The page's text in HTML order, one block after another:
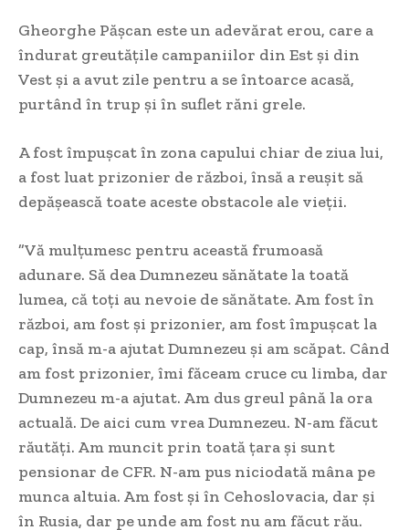
Gheorghe Pășcan este un adevărat erou, care a
îndurat greutăţile campaniilor din Est și din
Vest și a avut zile pentru a se întoarce acasă,
purtând în trup și în suflet răni grele.
A fost împușcat în zona capului chiar de ziua lui,
a fost luat prizonier de război, însă a reușit să
depășească toate aceste obstacole ale vieții.
”Vă mulțumesc pentru această frumoasă
adunare. Să dea Dumnezeu sănătate la toată
lumea, că toți au nevoie de sănătate. Am fost în
război, am fost și prizonier, am fost împușcat la
cap, însă m-a ajutat Dumnezeu și am scăpat. Când
am fost prizonier, îmi făceam cruce cu limba, dar
Dumnezeu m-a ajutat. Am dus greul până la ora
actuală. De aici cum vrea Dumnezeu. N-am făcut
răutăți. Am muncit prin toată țara și sunt
pensionar de CFR. N-am pus niciodată mâna pe
munca altuia. Am fost și în Cehoslovacia, dar și
în Rusia, dar pe unde am fost nu am făcut rău.